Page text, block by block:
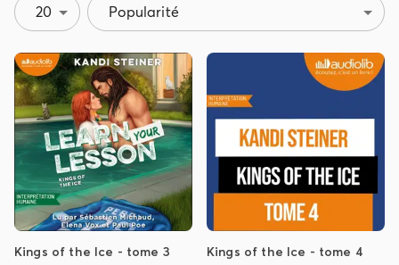
20 Popularité
Kings of the Ice - tome 3 Kings of the Ice - tome 4